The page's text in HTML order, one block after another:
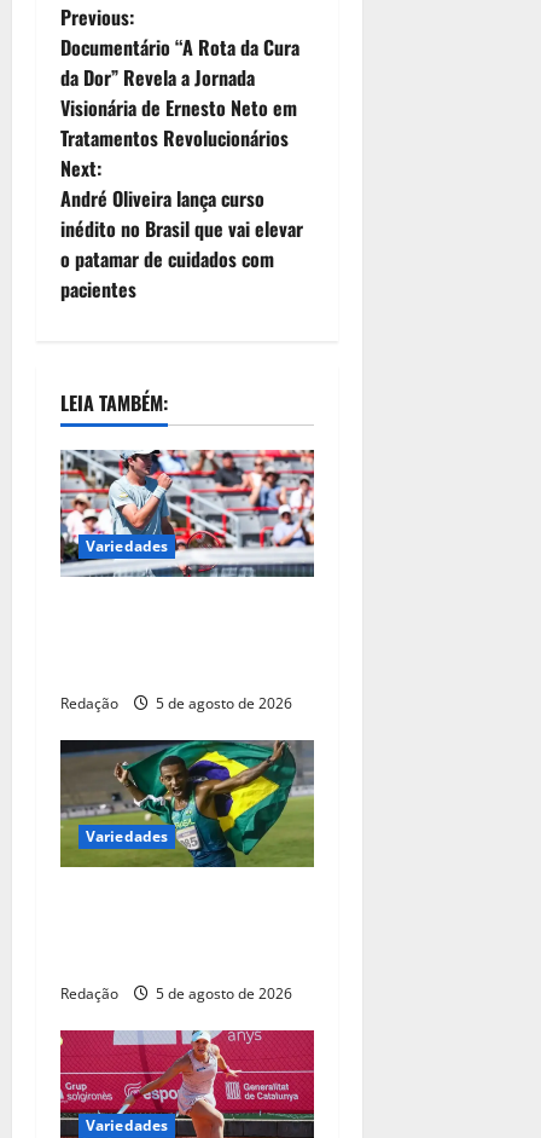
Previous:
Documentário “A Rota da Cura
da Dor” Revela a Jornada
Visionária de Ernesto Neto em
Tratamentos Revolucionários
Next:
André Oliveira lança curso
inédito no Brasil que vai elevar
o patamar de cuidados com
pacientes
LEIA TAMBÉM:
Variedades
Redação 5 de agosto de 2026
Variedades
Redação 5 de agosto de 2026
Variedades